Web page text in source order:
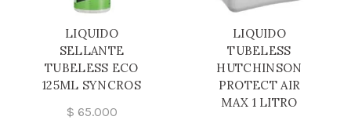
LIQUIDO
SELLANTE
TUBELESS ECO
125ML SYNCROS
$ 65.000
LIQUIDO
TUBELESS
HUTCHINSON
PROTECT AIR
MAX 1 LITRO